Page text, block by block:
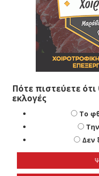
Πότε πιστεύετε ότι
εκλογές
Το